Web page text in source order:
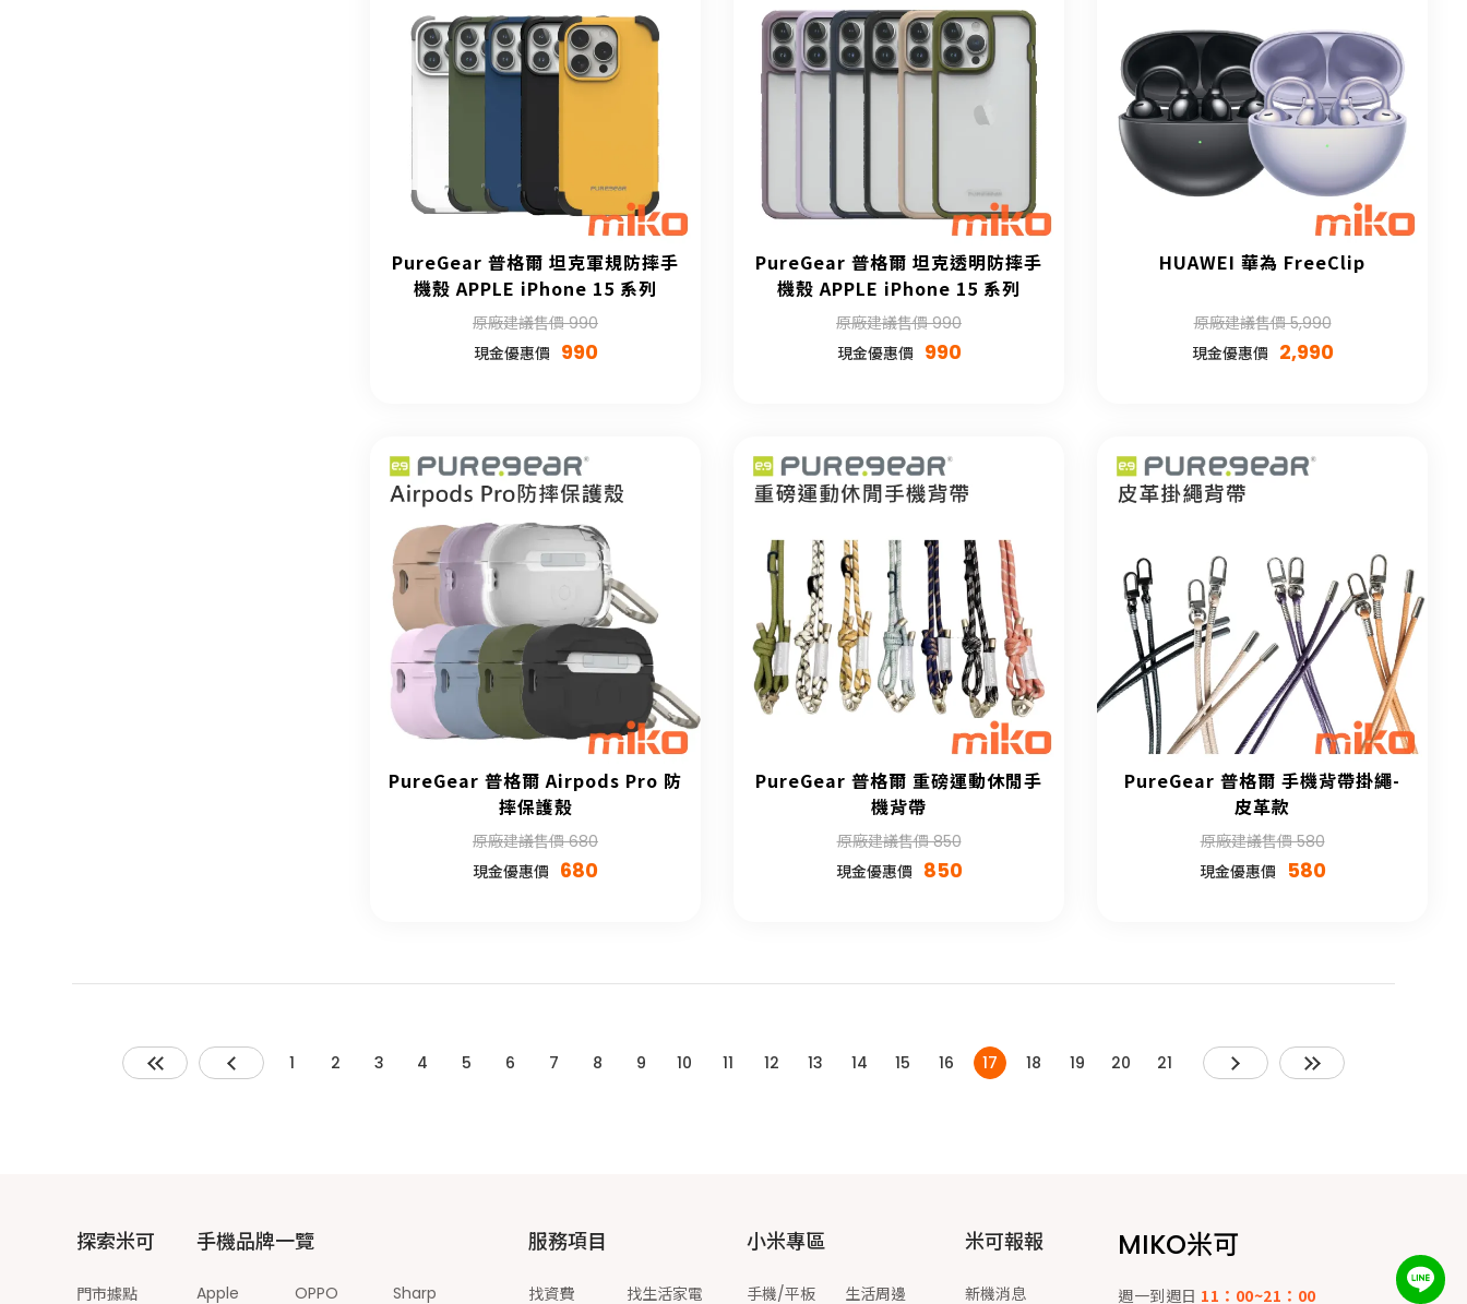
PureGear 普格爾 坦克軍規防摔手
機殼 APPLE iPhone 15 系列
原廠建議售價 990
現金優惠價 990
PureGear 普格爾 坦克透明防摔手
機殼 APPLE iPhone 15 系列
原廠建議售價 990
現金優惠價 990
HUAWEI 華為 FreeClip
原廠建議售價 5,990
現金優惠價 2,990
PureGear 普格爾 Airpods Pro 防
摔保護殼
原廠建議售價 680
現金優惠價 680
PureGear 普格爾 重磅運動休閒手
機背帶
原廠建議售價 850
現金優惠價 850
PureGear 普格爾 手機背帶掛繩-
皮革款
原廠建議售價 580
現金優惠價
580
1 2 3 4 5 6 7 8 9 10 11 12 13 14 15 16 17 18 19 20 21
探索米可
門市據點
手機品牌一覽
Apple OPPO Sharp
服務項目
找資費 找生活家電
小米專區
手機/平板 生活周邊
米可報報
新機消息
MIKO米可
週一到週日 11：00~21：00